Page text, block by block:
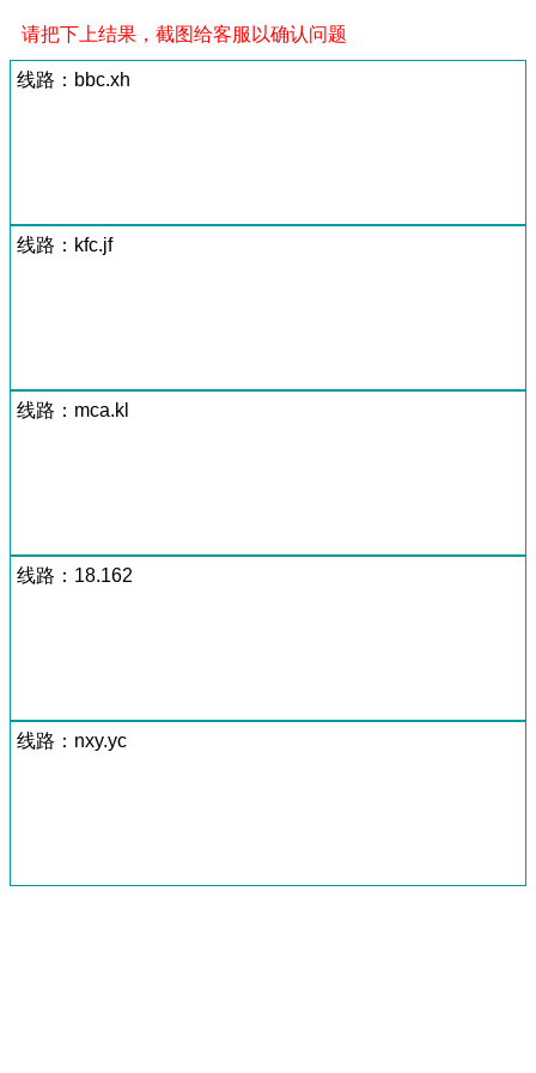
请把下上结果，截图给客服以确认问题
线路：bbc.xh
线路：kfc.jf
线路：mca.kl
线路：18.162
线路：nxy.yc